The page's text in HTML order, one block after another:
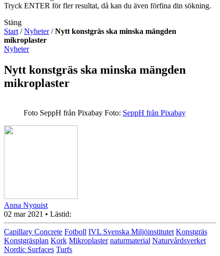
Tryck ENTER för fler resultat, då kan du även förfina din sökning.
Stäng
Start /Nyheter/Nytt konstgräs ska minska mängden
mikroplaster
Nyheter
Nytt konstgräs ska minska mängden
mikroplaster
Foto SeppH från Pixabay Foto: SeppH från Pixabay
Anna Nyquist
02 mar 2021 • Lästid:
Capillary Concrete Fotboll IVL Svenska Miljöinstitutet Konstgräs
Konstgräsplan Kork Mikroplaster naturmaterial Naturvårdsverket
Nordic Surfaces Turfs